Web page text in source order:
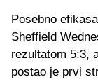
Posebno
Sheffield
rezultatom 5:3,
postao je prvi